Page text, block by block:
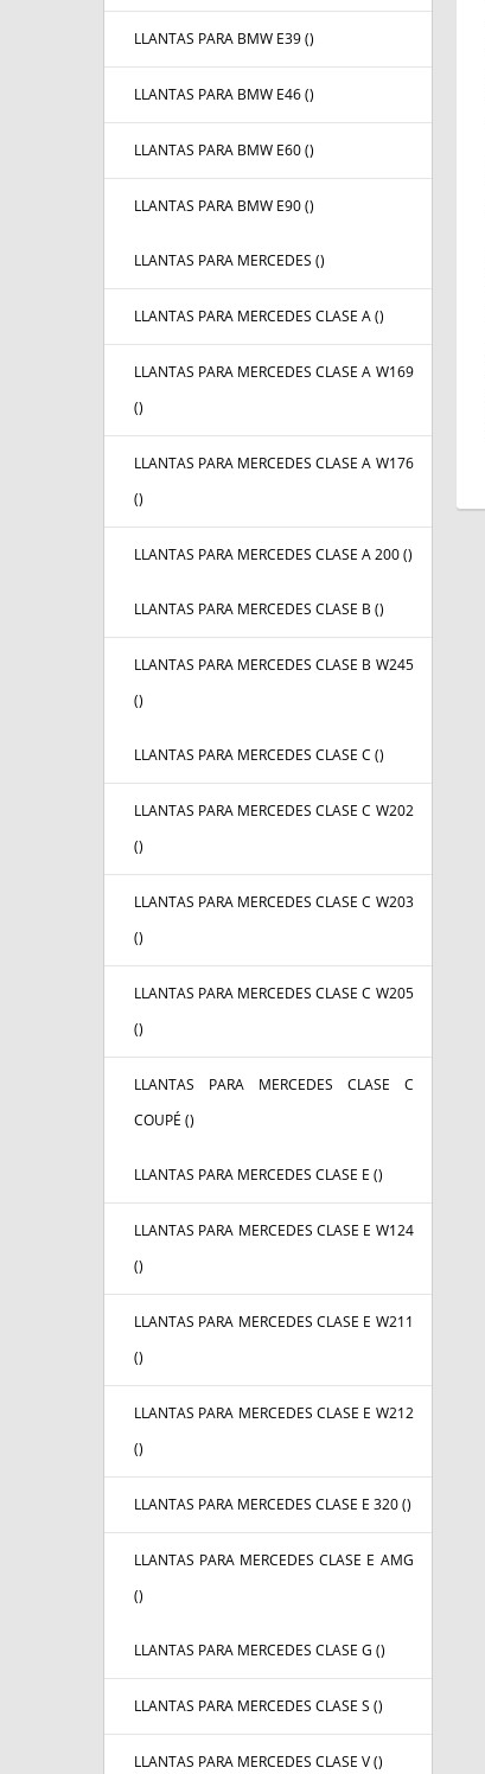
LLANTAS PARA BMW E39 ()
LLANTAS PARA BMW E46 ()
LLANTAS PARA BMW E60 ()
LLANTAS PARA BMW E90 ()
LLANTAS PARA MERCEDES ()
LLANTAS PARA MERCEDES CLASE A ()
LLANTAS PARA MERCEDES CLASE A W169
()
LLANTAS PARA MERCEDES CLASE A W176
()
LLANTAS PARA MERCEDES CLASE A 200 ()
LLANTAS PARA MERCEDES CLASE B ()
LLANTAS PARA MERCEDES CLASE B W245
()
LLANTAS PARA MERCEDES CLASE C ()
LLANTAS PARA MERCEDES CLASE C W202
()
LLANTAS PARA MERCEDES CLASE C W203
()
LLANTAS PARA MERCEDES CLASE C W205
()
LLANTAS PARA MERCEDES CLASE C
COUPÉ ()
LLANTAS PARA MERCEDES CLASE E ()
LLANTAS PARA MERCEDES CLASE E W124
()
LLANTAS PARA MERCEDES CLASE E W211
()
LLANTAS PARA MERCEDES CLASE E W212
()
LLANTAS PARA MERCEDES CLASE E 320 ()
LLANTAS PARA MERCEDES CLASE E AMG
()
LLANTAS PARA MERCEDES CLASE G ()
LLANTAS PARA MERCEDES CLASE S ()
LLANTAS PARA MERCEDES CLASE V ()